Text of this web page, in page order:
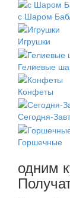
с Шаром
Игрушки
Гелиевые
Конфеты
Сегодня-
Горшечные
одним